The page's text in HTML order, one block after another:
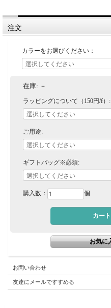
注文
カラーをお選びください：
在庫: －
ラッピングについて（150円/f）:
ご用途:
ギフトバッグ※必須:
購入数： 個
お問い合わせ
友達にメールですすめる